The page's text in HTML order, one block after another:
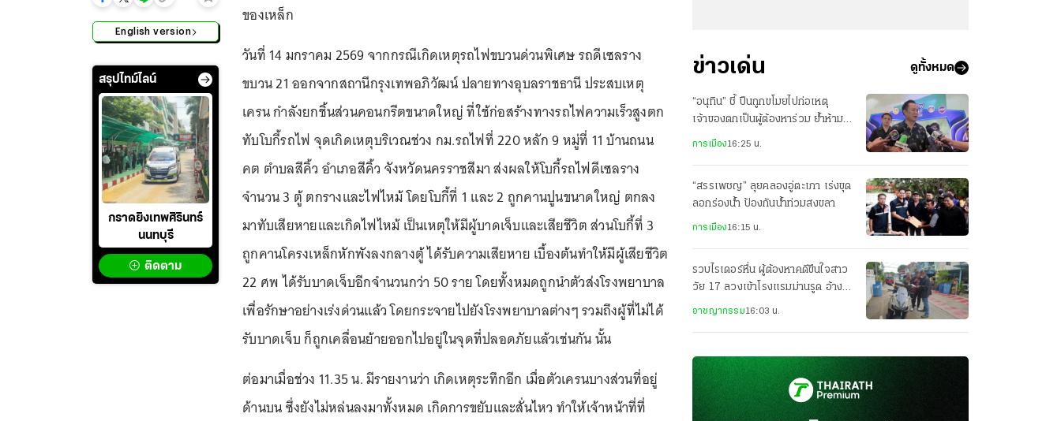
English version
สรุปไทม์ไลน์
กราดยิงเทพศิรินทร์
นนทบุรี
ติดตาม
ของเหล็ก
วันที่ 14 มกราคม 2569 จากกรณีเกิดเหตุรถไฟขบวนด่วนพิเศษ รถดีเซลราง
ขบวน 21 ออกจากสถานีกรุงเทพอภิวัฒน์ ปลายทางอุบลราชธานี ประสบเหตุ
เครน กำลังยกชิ้นส่วนคอนกรีตขนาดใหญ่ ที่ใช้ก่อสร้างทางรถไฟความเร็วสูงตก
ทับโบกี้รถไฟ จุดเกิดเหตุบริเวณช่วง กม.รถไฟที่ 220 หลัก 9 หมู่ที่ 11 บ้านถนน
คต ตำบลสีคิ้ว อำเภอสีคิ้ว จังหวัดนครราชสีมา ส่งผลให้โบกี้รถไฟดีเซลราง
จำนวน 3 ตู้ ตกรางและไฟไหม้ โดยโบกี้ที่ 1 และ 2 ถูกคานปูนขนาดใหญ่ ตกลง
มาทับเสียหายและเกิดไฟไหม้ เป็นเหตุให้มีผู้บาดเจ็บและเสียชีวิต ส่วนโบกี้ที่ 3
ถูกคานโครงเหล็กหักพังลงกลางตู้ ได้รับความเสียหาย เบื้องต้นทำให้มีผู้เสียชีวิต
22 ศพ ได้รับบาดเจ็บอีกจำนวนกว่า 50 ราย โดยทั้งหมดถูกนำตัวส่งโรงพยาบาล
เพื่อรักษาอย่างเร่งด่วนแล้ว โดยกระจายไปยังโรงพยาบาลต่างๆ รวมถึงผู้ที่ไม่ได้
รับบาดเจ็บ ก็ถูกเคลื่อนย้ายออกไปอยู่ในจุดที่ปลอดภัยแล้วเช่นกัน นั้น
ต่อมาเมื่อช่วง 11.35 น. มีรายงานว่า เกิดเหตุระทึกอีก เมื่อตัวเครนบางส่วนที่อยู่
ด้านบน ซึ่งยังไม่หล่นลงมาทั้งหมด เกิดการขยับและสั่นไหว ทำให้เจ้าหน้าที่ที่
ข่าวเด่น ดูทั้งหมด
“อนุทิน” ชี้ ปืนถูกขโมยไปก่อเหตุ
เจ้าของตกเป็นผู้ต้องหาร่วม ย้ำห้าม
พกปืนออกนอกเคหสถาน
การเมือง16:25 น.
“สรรเพชญ” ลุยคลองอู่ตะเภา เร่งขุด
ลอกร่องน้ำ ป้องกันน้ำท่วมสงขลา
การเมือง16:15 น.
รวบไรเดอร์หื่น ผู้ต้องหาคดีขืนใจสาว
วัย 17 ลวงเข้าโรงแรมม่านรูด อ้าง
อาชญากรรม16:03 น.